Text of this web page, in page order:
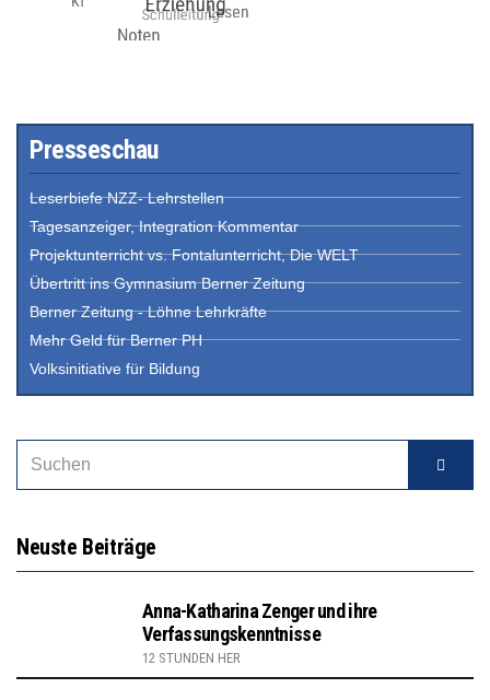
Presseschau
Leserbiefe NZZ- Lehrstellen
Tagesanzeiger, Integration Kommentar
Projektunterricht vs. Fontalunterricht, Die WELT
Übertritt ins Gymnasium Berner Zeitung
Berner Zeitung - Löhne Lehrkräfte
Mehr Geld für Berner PH
Volksinitiative für Bildung
Neuste Beiträge
Anna-Katharina Zenger und ihre
Verfassungskenntnisse
12 STUNDEN HER